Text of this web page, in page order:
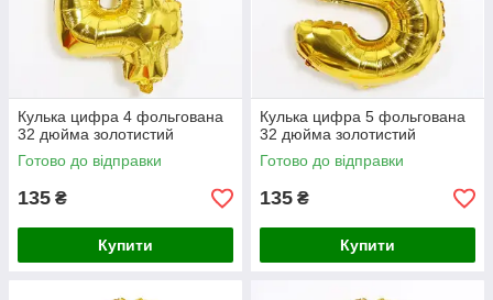
Кулька цифра 4 фольгована
32 дюйма золотистий
Готово до відправки
135 ₴
Купити
Кулька цифра 5 фольгована
32 дюйма золотистий
Готово до відправки
135 ₴
Купити